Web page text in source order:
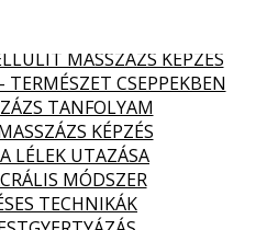
MASSZÁZS KÉPZÉS
CSEPPEKBEN
TANFOLYAM
KÉPZÉS
LÉLEK UTAZÁSA
MÓDSZER
TECHNIKÁK